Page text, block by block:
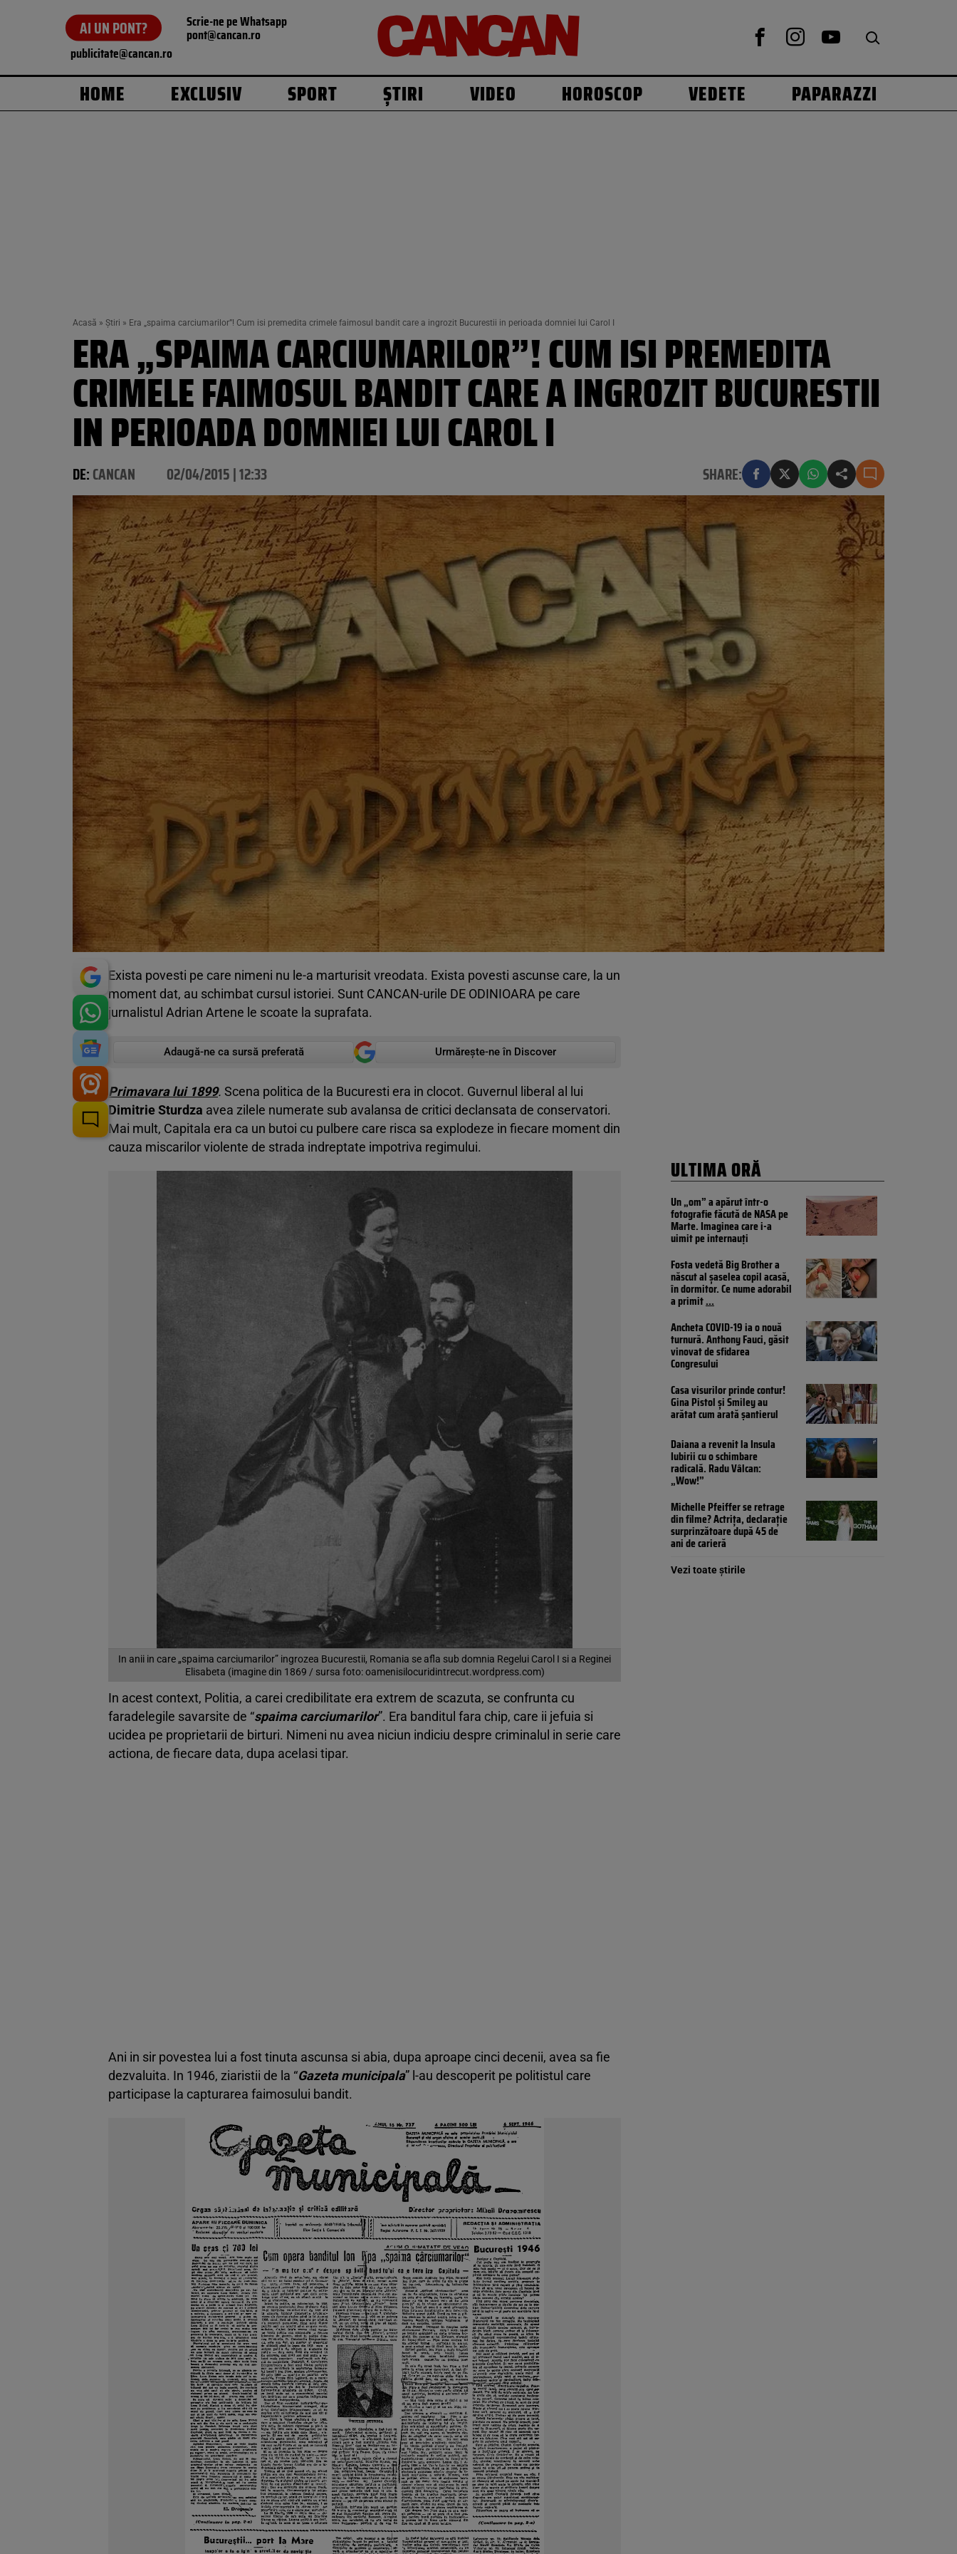
AI UN PONT? Scrie-ne pe Whatsapp
pont@cancan.ro
publicitate@cancan.ro
HOME EXCLUSIV SPORT ȘTIRI VIDEO HOROSCOP VEDETE PAPARAZZI
Acasă » Știri » Era „spaima carciumarilor”! Cum isi premedita crimele faimosul bandit care a ingrozit Bucurestii in perioada domniei lui Carol I
ERA „SPAIMA CARCIUMARILOR”! CUM ISI PREMEDITA
CRIMELE FAIMOSUL BANDIT CARE A INGROZIT BUCURESTII
IN PERIOADA DOMNIEI LUI CAROL I
DE:CANCAN 02/04/2015 | 12:33 SHARE:
Exista povesti pe care nimeni nu le-a marturisit vreodata. Exista povesti ascunse care, la un
moment dat, au schimbat cursul istoriei. Sunt CANCAN-urile DE ODINIOARA pe care
jurnalistul Adrian Artene le scoate la suprafata.
Adaugă-ne ca sursă preferată Urmărește-ne în Discover
Primavara lui 1899. Scena politica de la Bucuresti era in clocot. Guvernul liberal al lui
Dimitrie Sturdza avea zilele numerate sub avalansa de critici declansata de conservatori.
Mai mult, Capitala era ca un butoi cu pulbere care risca sa explodeze in fiecare moment din
cauza miscarilor violente de strada indreptate impotriva regimului.
In anii in care „spaima carciumarilor” ingrozea Bucurestii, Romania se afla sub domnia Regelui Carol I si a Reginei
Elisabeta (imagine din 1869 / sursa foto: oamenisilocuridintrecut.wordpress.com)
In acest context, Politia, a carei credibilitate era extrem de scazuta, se confrunta cu
faradelegile savarsite de “spaima carciumarilor”. Era banditul fara chip, care ii jefuia si
ucidea pe proprietarii de birturi. Nimeni nu avea niciun indiciu despre criminalul in serie care
actiona, de fiecare data, dupa acelasi tipar.
Ani in sir povestea lui a fost tinuta ascunsa si abia, dupa aproape cinci decenii, avea sa fie
dezvaluita. In 1946, ziaristii de la “Gazeta municipala” l-au descoperit pe politistul care
participase la capturarea faimosului bandit.
ULTIMA ORĂ
Un „om” a apărut într-o
fotografie făcută de NASA pe
Marte. Imaginea care i-a
uimit pe internauți
Fosta vedetă Big Brother a
născut al șaselea copil acasă,
în dormitor. Ce nume adorabil
a primit...
Ancheta COVID-19 ia o nouă
turnură. Anthony Fauci, găsit
vinovat de sfidarea
Congresului
Casa visurilor prinde contur!
Gina Pistol și Smiley au
arătat cum arată șantierul
Daiana a revenit la Insula
Iubirii cu o schimbare
radicală. Radu Vâlcan:
„Wow!”
Michelle Pfeiffer se retrage
din filme? Actrița, declarație
surprinzătoare după 45 de
ani de carieră
Vezi toate știrile